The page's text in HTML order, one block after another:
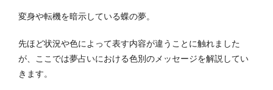
変身や転機を暗示している蝶の夢。
先ほど状況や色によって表す内容が違うことに触れました
が、ここでは夢占いにおける色別のメッセージを解説してい
きます。